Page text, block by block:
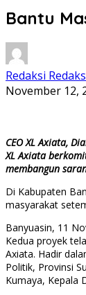
Bantu
Redaksi
November 12,
CEO XL Axiata,
XL Axiata
membangun
Di Kabupaten
masyarakat
Banyuasin, 11
Kedua proyek
Axiata. Hadir
Politik, Provinsi
Kumaya, Kepala